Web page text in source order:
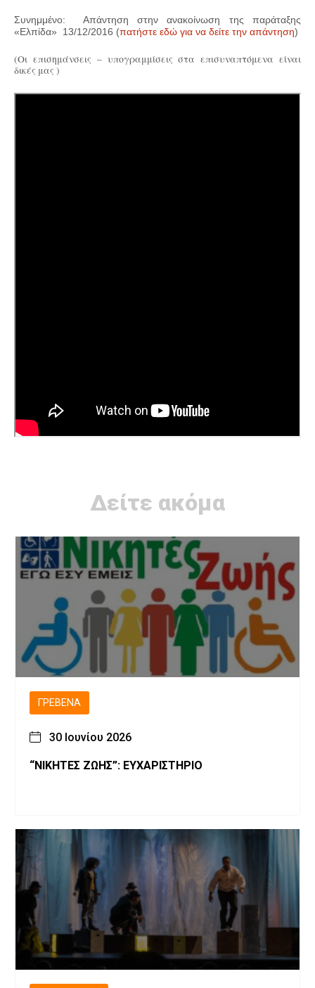
Συνημμένο: Απάντηση στην ανακοίνωση της παράταξης
«Ελπίδα» 13/12/2016 (πατήστε εδώ για να δείτε την απάντηση)
(Οι επισημάνσεις – υπογραμμίσεις στα επισυναπτόμενα είναι
δικές μας )
Δείτε ακόμα
ΓΡΕΒΕΝΆ
30 Ιουνίου 2026
“ΝΙΚΗΤΕΣ ΖΩΗΣ”: ΕΥΧΑΡΙΣΤΗΡΙΟ